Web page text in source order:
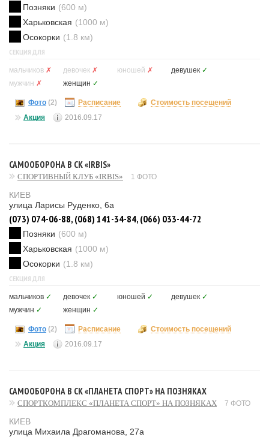
Позняки (600 м)
Харьковская (1000 м)
Осокорки (1.8 км)
СЕКЦИЯ ДЛЯ
мальчиков ✗ девочек ✗ юношей ✗ девушек ✓
мужчин ✗ женщин ✓
Фото (2) Расписание
Стоимость посещений
Акция
2016.09.17
САМООБОРОНА В СК «IRBIS»
СПОРТИВНЫЙ КЛУБ «IRBIS» 1 ФОТО
КИЕВ
улица Ларисы Руденко, 6а
(073) 074-06-88, (068) 141-34-84, (066) 033-44-72
Позняки (600 м)
Харьковская (1000 м)
Осокорки (1.8 км)
СЕКЦИЯ ДЛЯ
мальчиков ✓ девочек ✓ юношей ✓ девушек ✓
мужчин ✓ женщин ✓
Фото (2) Расписание
Стоимость посещений
Акция
2016.09.17
САМООБОРОНА В СК «ПЛАНЕТА СПОРТ» НА ПОЗНЯКАХ
СПОРТКОМПЛЕКС «ПЛАНЕТА СПОРТ» НА ПОЗНЯКАХ 7 ФОТО
КИЕВ
улица Михаила Драгоманова, 27а